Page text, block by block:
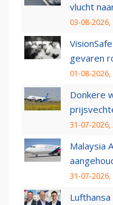
vlucht
03-08-2026,
gevaren
01-08-2026,
Donkere
31-07-2026,
Malaysia
31-07-2026,
Lufthansa